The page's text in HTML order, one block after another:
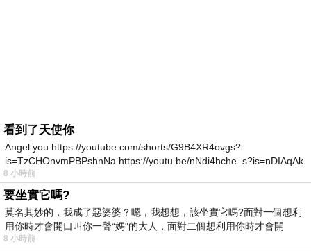
看到了天使你
Angel you https://youtube.com/shorts/G9B4XR4ovgs?
is=TzCHOnvmPBPshnNa https://youtu.be/nNdi4hche_s?is=nDIAqAk
8 小時前
要坐實它嗎?
莫名其妙的，我成了惡婆婆？嗯，我想想，該坐實它嗎?面對一個想利
用你時才會開口叫你一聲“媽"的大人，面對二個想利用你時才會開
8 小時前